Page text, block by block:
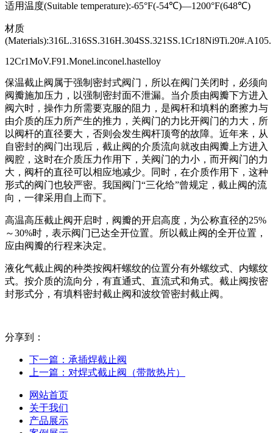
适用温度(Suitable temperature):-65°F(-54℃)—1200°F(648℃)
材质
(Materials):316L.316SS.316H.304SS.321SS.1Cr18Ni9Ti.20#.A105.
12Cr1MoV.F91.Monel.inconel.hastelloy
保温截止阀属于强制密封式阀门，所以在阀门关闭时，必须向
阀瓣施加压力，以强制密封面不泄漏。当介质由阀瓣下方进入
阀六时，操作力所需要克服的阻力，是阀杆和填料的磨擦力与
由介质的压力所产生的推力，关阀门的力比开阀门的力大，所
以阀杆的直径要大，否则会发生阀杆顶弯的故障。近年来，从
自密封的阀门出现后，截止阀的介质流向就改由阀瓣上方进入
阀腔，这时在介质压力作用下，关阀门的力小，而开阀门的力
大，阀杆的直径可以相应地减少。同时，在介质作用下，这种
形式的阀门也较严密。我国阀门“三化给”曾规定，截止阀的流
向，一律采用自上而下。
高温高压截止阀开启时，阀瓣的开启高度，为公称直径的25%
～30%时，表示阀门已达全开位置。所以截止阀的全开位置，
应由阀瓣的行程来决定。
液化气截止阀的种类按阀杆螺纹的位置分有外螺纹式、内螺纹
式。按介质的流向分，有直通式、直流式和角式。截止阀按密
封形式分，有填料密封截止阀和波纹管密封截止阀。
分享到：
下一篇： 承插焊截止阀
上一篇： 对焊式截止阀（带散热片）
网站首页
关于我们
产品展示